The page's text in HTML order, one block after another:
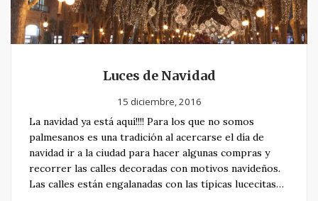
Luces de Navidad
15 diciembre, 2016
La navidad ya está aquí!!!! Para los que no somos
palmesanos es una tradición al acercarse el día de
navidad ir a la ciudad para hacer algunas compras y
recorrer las calles decoradas con motivos navideños.
Las calles están engalanadas con las típicas lucecitas…